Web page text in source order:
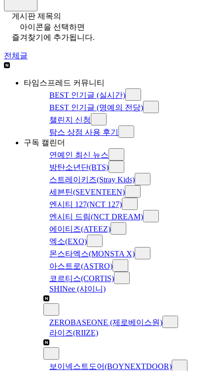
게시판 제목의
아이콘을 선택하면
즐겨찾기에 추가됩니다.
전체글
타임스프레드 커뮤니티
BEST 인기글 (실시간)
BEST 인기글 (명예의 전당)
챌린지 신청
탐스 상점 사용 후기
구독 캘린더
연예인 최신 뉴스
방탄소년단(BTS)
스트레이키즈(Stray Kids)
세븐틴(SEVENTEEN)
엔시티 127(NCT 127)
엔시티 드림(NCT DREAM)
에이티즈(ATEEZ)
엑소(EXO)
몬스타엑스(MONSTA X)
아스트로(ASTRO)
코르티스(CORTIS)
SHINee (샤이니)
ZEROBASEONE (제로베이스원)
라이즈(RIIZE)
보이넥스트도어(BOYNEXTDOOR)